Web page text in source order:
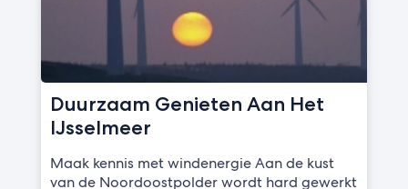
Duurzaam Genieten Aan Het
IJsselmeer
Maak kennis met windenergie Aan de kust
van de Noordoostpolder wordt hard gewerkt